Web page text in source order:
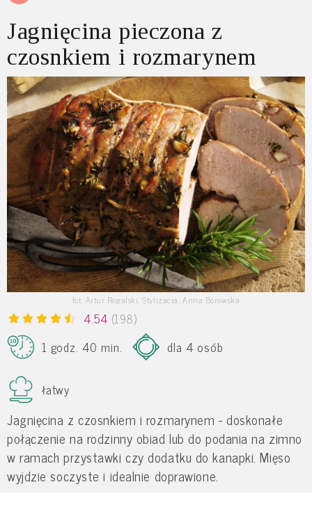
Jagnięcina pieczona z
czosnkiem i rozmarynem
fot. Artur Rogalski, Stylizacja: Anna Borowska
4.54 (198)
1 godz. 40 min.
dla 4 osób
łatwy
Jagnięcina z czosnkiem i rozmarynem - doskonałe
połączenie na rodzinny obiad lub do podania na zimno
w ramach przystawki czy dodatku do kanapki. Mięso
wyjdzie soczyste i idealnie doprawione.